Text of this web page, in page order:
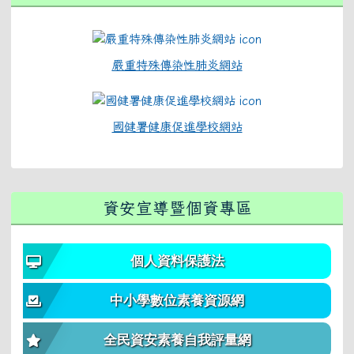
嚴重特殊傳染性肺炎網站
國健署健康促進學校網站
資安宣導暨個資專區
個人資料保護法
中小學數位素養資源網
全民資安素養自我評量網